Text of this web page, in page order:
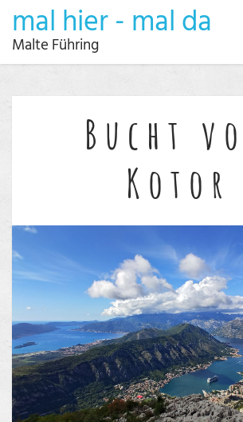
mal hier - mal da
Malte Führing
Bucht
Kotor